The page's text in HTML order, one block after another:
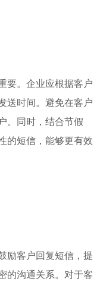
要。企业应根据客户
送时间。避免在客户
。同时，结合节假
的短信，能够更有效
励客户回复短信，提
的沟通关系。对于客